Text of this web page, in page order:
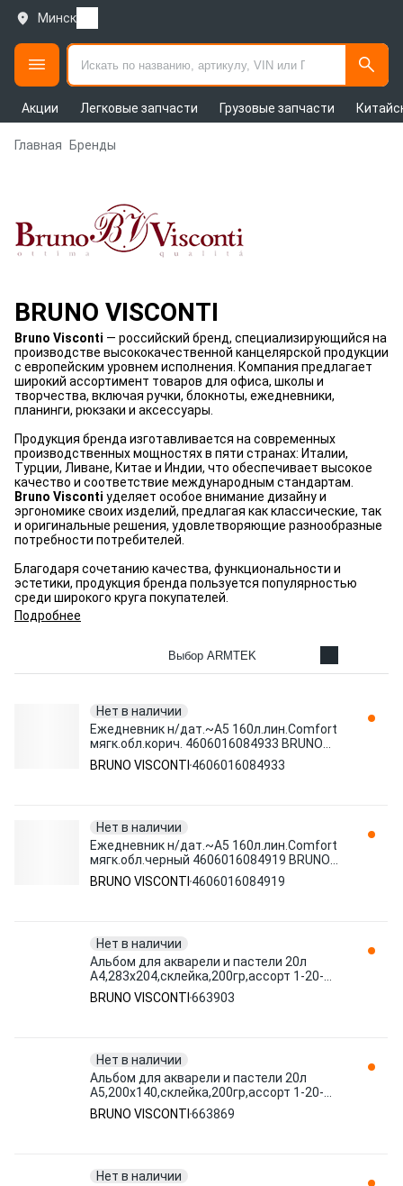
Минск
Акции Легковые запчасти Грузовые запчасти
Главная Бренды
BRUNO VISCONTI
Bruno Visconti — российский бренд, специализирующийся на
производстве высококачественной канцелярской продукции
с европейским уровнем исполнения. Компания предлагает
широкий ассортимент товаров для офиса, школы и
творчества, включая ручки, блокноты, ежедневники,
планинги, рюкзаки и аксессуары.
Продукция бренда изготавливается на современных
производственных мощностях в пяти странах: Италии,
Турции, Ливане, Китае и Индии, что обеспечивает высокое
качество и соответствие международным стандартам.
Bruno Visconti уделяет особое внимание дизайну и
эргономике своих изделий, предлагая как классические, так
и оригинальные решения, удовлетворяющие разнообразные
потребности потребителей.
Благодаря сочетанию качества, функциональности и
эстетики, продукция бренда пользуется популярностью
среди широкого круга покупателей.
Подробнее
Выбор ARMTEK
Нет в наличии
Ежедневник н/дат.~А5 160л.лин.Comfort
мягк.обл.корич. 4606016084933 BRUNO
VISCONTI
BRUNO VISCONTI 4606016084933
Нет в наличии
Ежедневник н/дат.~А5 160л.лин.Comfort
мягк.обл.черный 4606016084919 BRUNO
VISCONTI
BRUNO VISCONTI 4606016084919
Нет в наличии
Альбом для акварели и пастели 20л
А4,283х204,склейка,200гр,ассорт 1-20-
028 663903 BRUNO VISCONTI
BRUNO VISCONTI 663903
Нет в наличии
Альбом для акварели и пастели 20л
А5,200х140,склейка,200гр,ассорт 1-20-
027 663869 BRUNO VISCONTI
BRUNO VISCONTI 663869
Нет в наличии